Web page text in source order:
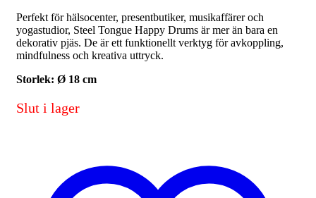
Perfekt för hälsocenter, presentbutiker, musikaffärer och
yogastudior, Steel Tongue Happy Drums är mer än bara en
dekorativ pjäs. De är ett funktionellt verktyg för avkoppling,
mindfulness och kreativa uttryck.
Storlek: Ø 18 cm
Slut i lager